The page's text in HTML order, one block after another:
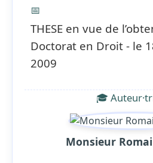
📅
THESE en vue de
Doctorat en Droit - le
2009
🎓
Monsieur